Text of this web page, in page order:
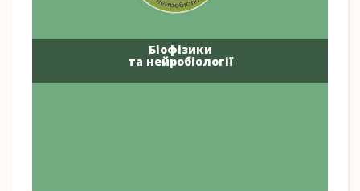
Біофізики
та нейробіології